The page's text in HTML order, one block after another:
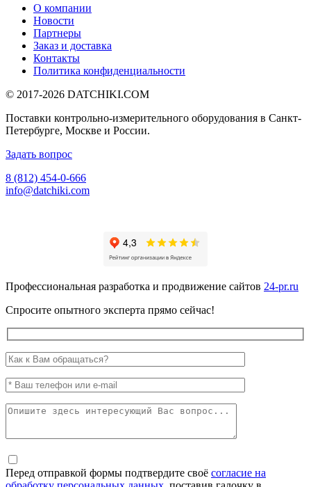
О компании
Новости
Партнеры
Заказ и доставка
Контакты
Политика конфиденциальности
© 2017-2026 DATCHIKI.COM
Поставки контрольно-измерительного оборудования в Санкт-
Петербурге, Москве и России.
Задать вопрос
8 (812) 454-0-666
info@datchiki.com
Профессиональная разработка и продвижение сайтов 24-pr.ru
Спросите опытного эксперта прямо сейчас!
Перед отправкой формы подтвердите своё согласие на